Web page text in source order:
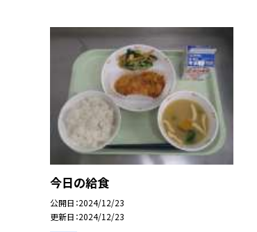
今日の給食
公開日 2024/12/23
更新日 2024/12/23